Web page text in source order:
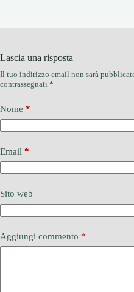
Lascia una risposta
Il tuo indirizzo email non sarà
contrassegnati *
Nome *
Email *
Sito web
Aggiungi commento *